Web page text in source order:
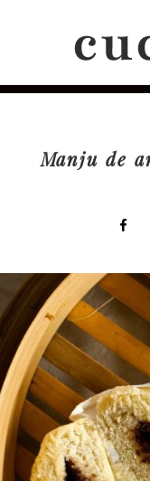
Manju de